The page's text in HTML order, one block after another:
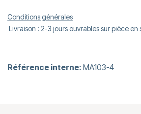
Conditions générales
Livraison : 2-3 jours ouvrables sur pièce en
Référence interne: MA103-4